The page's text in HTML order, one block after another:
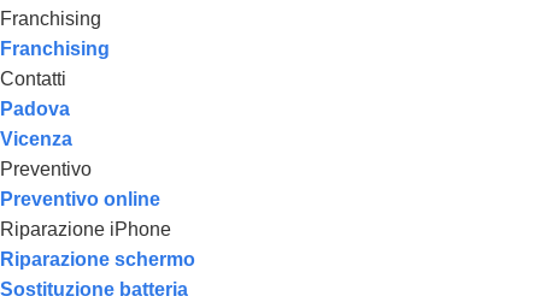
Franchising
Franchising
Contatti
Padova
Vicenza
Preventivo
Preventivo online
Riparazione iPhone
Riparazione schermo
Sostituzione batteria